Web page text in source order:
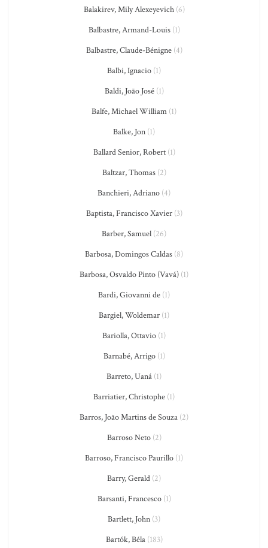
Balakirev, Mily Alexeyevich(6)
Balbastre, Armand-Louis(1)
Balbastre, Claude-Bénigne(4)
Balbi, Ignacio (1)
Baldi, João José(1)
Balfe, Michael William (1)
Balke, Jon (1)
Ballard Senior, Robert(1)
Baltzar, Thomas(2)
Banchieri, Adriano (4)
Baptista, Francisco Xavier(3)
Barber, Samuel (26)
Barbosa, Domingos Caldas (8)
Barbosa, Osvaldo Pinto (Vavá) (1)
Bardi, Giovanni de (1)
Bargiel, Woldemar (1)
Bariolla, Ottavio (1)
Barnabé, Arrigo(1)
Barreto, Uaná (1)
Barriatier, Christophe (1)
Barros, João Martins de Souza (2)
Barroso Neto(2)
Barroso, Francisco Paurillo (1)
Barry, Gerald (2)
Barsanti, Francesco(1)
Bartlett, John (3)
Bartók, Béla(183)